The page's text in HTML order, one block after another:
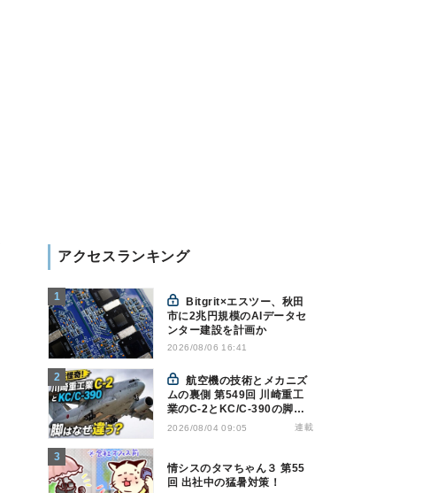
アクセスランキング
市に2兆円規模のAIデータセ
ンター建設を計画か
2026/08/06 16:41
航空機の技術とメカニズ
ムの裏側 第549回 川崎重工
業のC-2とKC/C-390の脚は
なぜ違う? - 降着装置は複雑
2026/08/04 09:05 連載
情シスのタマちゃん３ 第55
回 出社中の猛暑対策！